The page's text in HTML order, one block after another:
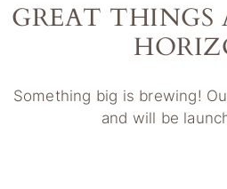
GREAT THINGS
Something big is brewing!
and will be